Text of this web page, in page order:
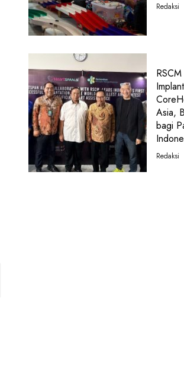
Redaksi
Asia,
bagi
Redaksi